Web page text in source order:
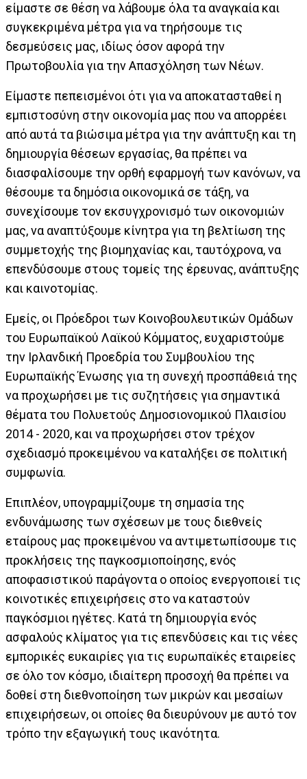
είμαστε σε θέση να λάβουμε όλα τα αναγκαία και
συγκεκριμένα μέτρα για να τηρήσουμε τις
δεσμεύσεις μας, ιδίως όσον αφορά την
Πρωτοβουλία για την Απασχόληση των Νέων.
Είμαστε πεπεισμένοι ότι για να αποκατασταθεί η
εμπιστοσύνη στην οικονομία μας που να απορρέει
από αυτά τα βιώσιμα μέτρα για την ανάπτυξη και τη
δημιουργία θέσεων εργασίας, θα πρέπει να
διασφαλίσουμε την ορθή εφαρμογή των κανόνων, να
θέσουμε τα δημόσια οικονομικά σε τάξη, να
συνεχίσουμε τον εκσυγχρονισμό των οικονομιών
μας, να αναπτύξουμε κίνητρα για τη βελτίωση της
συμμετοχής της βιομηχανίας και, ταυτόχρονα, να
επενδύσουμε στους τομείς της έρευνας, ανάπτυξης
και καινοτομίας.
Εμείς, οι Πρόεδροι των Κοινοβουλευτικών Ομάδων
του Ευρωπαϊκού Λαϊκού Κόμματος, ευχαριστούμε
την Ιρλανδική Προεδρία του Συμβουλίου της
Ευρωπαϊκής Ένωσης για τη συνεχή προσπάθειά της
να προχωρήσει με τις συζητήσεις για σημαντικά
θέματα του Πολυετούς Δημοσιονομικού Πλαισίου
2014 - 2020, και να προχωρήσει στον τρέχον
σχεδιασμό προκειμένου να καταλήξει σε πολιτική
συμφωνία.
Επιπλέον, υπογραμμίζουμε τη σημασία της
ενδυνάμωσης των σχέσεων με τους διεθνείς
εταίρους μας προκειμένου να αντιμετωπίσουμε τις
προκλήσεις της παγκοσμιοποίησης, ενός
αποφασιστικού παράγοντα ο οποίος ενεργοποιεί τις
κοινοτικές επιχειρήσεις στο να καταστούν
παγκόσμιοι ηγέτες. Κατά τη δημιουργία ενός
ασφαλούς κλίματος για τις επενδύσεις και τις νέες
εμπορικές ευκαιρίες για τις ευρωπαϊκές εταιρείες
σε όλο τον κόσμο, ιδιαίτερη προσοχή θα πρέπει να
δοθεί στη διεθνοποίηση των μικρών και μεσαίων
επιχειρήσεων, οι οποίες θα διευρύνουν με αυτό τον
τρόπο την εξαγωγική τους ικανότητα.